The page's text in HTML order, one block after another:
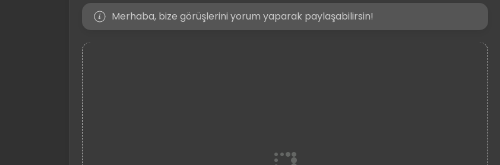
Merhaba, bize görüşlerini yorum yaparak paylaşabilirsin!